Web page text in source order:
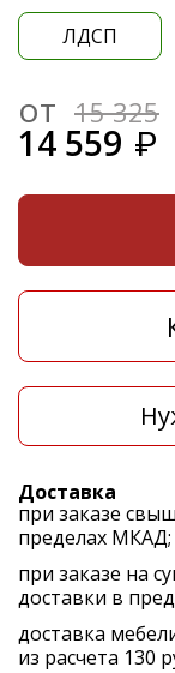
ЛДСП
от 15 325
14 559 ₽
Доставка
при заказе
пределах МКАД;
при заказе на
доставки в
доставка
из расчета 130